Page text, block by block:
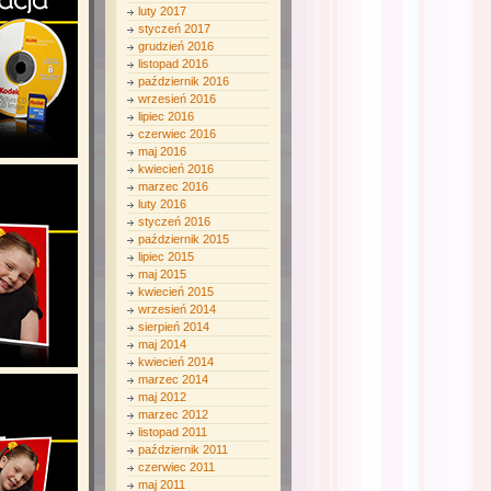
luty 2017
styczeń 2017
grudzień 2016
listopad 2016
październik 2016
wrzesień 2016
lipiec 2016
czerwiec 2016
maj 2016
kwiecień 2016
marzec 2016
luty 2016
styczeń 2016
październik 2015
lipiec 2015
maj 2015
kwiecień 2015
wrzesień 2014
sierpień 2014
maj 2014
kwiecień 2014
marzec 2014
maj 2012
marzec 2012
listopad 2011
październik 2011
czerwiec 2011
maj 2011